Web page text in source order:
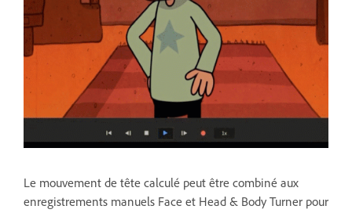
Le mouvement de tête calculé peut être combiné aux
enregistrements manuels Face et Head & Body Turner pour